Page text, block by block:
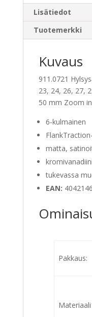
Lisätiedot
Tuotemerkki
Kuvaus
911.0721
23, 24, 26, 27,
50 mm Zoom
6-kulmainen
matta,
tukevassa
EAN:
Pakkaus: